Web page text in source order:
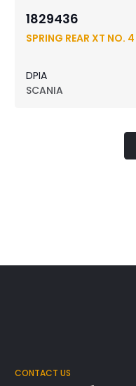
1829436
SPRING REAR XT NO. 4
DPIA
SCANIA
CONTACT US